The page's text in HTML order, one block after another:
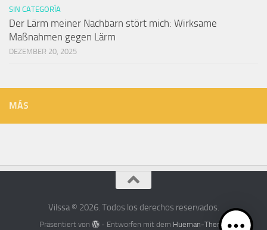
SIN CATEGORÍA
Der Lärm meiner Nachbarn stört mich: Wirksame
Maßnahmen gegen Lärm
DEZEMBER 20, 2025
MÁS
Vilssa © 2026. Todos los derechos reservados.
Präsentiert von - Entworfen mit dem Hueman-Theme